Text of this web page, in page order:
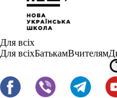
Для всіх
Для всіхБатькамВчителям